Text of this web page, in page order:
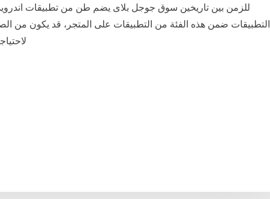
للزمن بين تاريخين سوق جوجل بلاى يضم طن من تطبيقات
التطبيقات ضمن هذه الفئة من التطبيقات على المتجر، قد يكون من